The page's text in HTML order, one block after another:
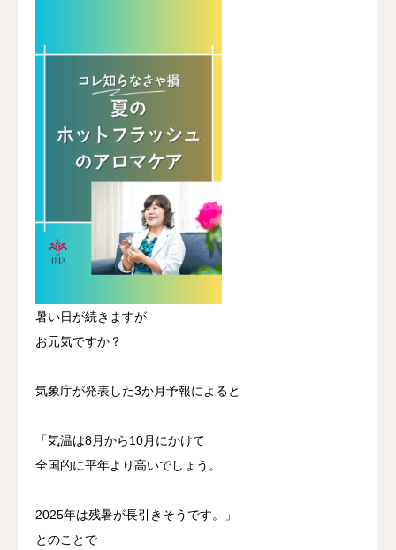
暑い日が続きますが
お元気ですか？
気象庁が発表した3か月予報によると
「気温は8月から10月にかけて
全国的に平年より高いでしょう。
2025年は残暑が長引きそうです。」
とのことで